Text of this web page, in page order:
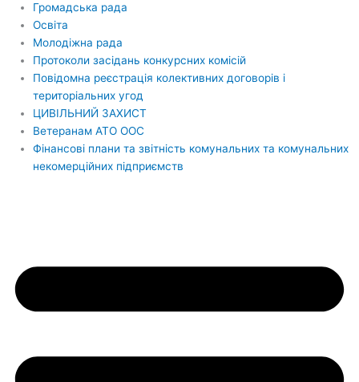
Громадська рада
Освіта
Молодіжна рада
Протоколи засідань конкурсних комісій
Повідомна реєстрація колективних договорів і
територіальних угод
ЦИВІЛЬНИЙ ЗАХИСТ
Ветеранам АТО ООС
Фінансові плани та звітність комунальних та комунальних
некомерційних підприємств